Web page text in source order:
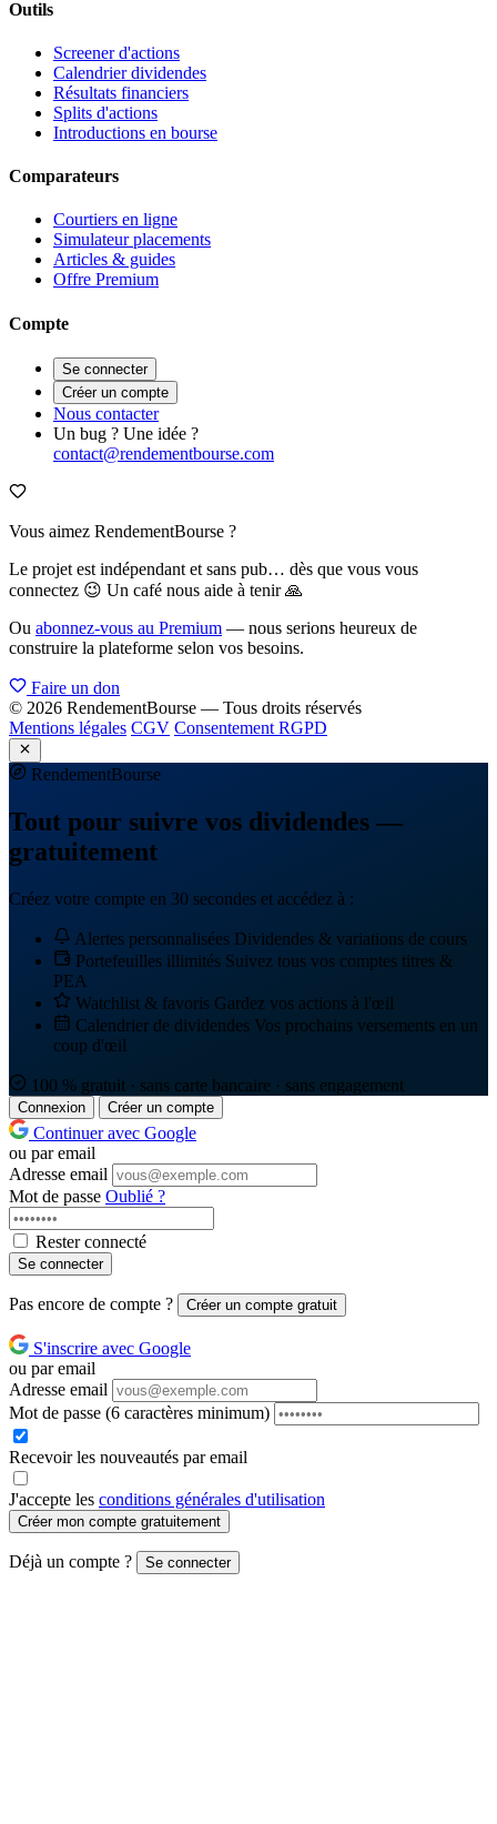
Outils
Screener d'actions
Calendrier dividendes
Résultats financiers
Splits d'actions
Introductions en bourse
Comparateurs
Courtiers en ligne
Simulateur placements
Articles & guides
Offre Premium
Compte
Se connecter
Créer un compte
Nous contacter
Un bug ? Une idée ?
contact@rendementbourse.com
Vous aimez RendementBourse ?
Le projet est indépendant et sans pub… dès que vous vous
connectez 😉 Un café nous aide à tenir 🙏
Ou abonnez-vous au Premium — nous serions heureux de
construire la plateforme selon vos besoins.
Faire un don
© 2026 RendementBourse — Tous droits réservés
Mentions légales CGV Consentement RGPD
RendementBourse
Tout pour suivre vos dividendes —
gratuitement
Créez votre compte en 30 secondes et accédez à :
Alertes personnalisées Dividendes & variations de cours
Portefeuilles illimités Suivez tous vos comptes titres &
PEA
Watchlist & favoris Gardez vos actions à l'œil
Calendrier de dividendes Vos prochains versements en un
coup d'œil
100 % gratuit · sans carte bancaire · sans engagement
Connexion Créer un compte
Continuer avec Google
ou par email
Adresse email
Mot de passe Oublié ?
Rester connecté
Se connecter
Pas encore de compte ? Créer un compte gratuit
S'inscrire avec Google
ou par email
Adresse email
Mot de passe (6 caractères minimum)
Recevoir les nouveautés par email
J'accepte les conditions générales d'utilisation
Créer mon compte gratuitement
Déjà un compte ? Se connecter